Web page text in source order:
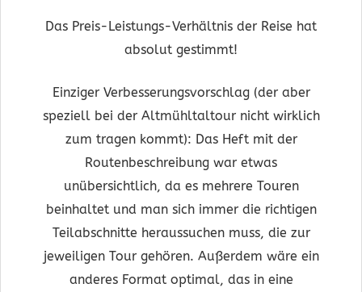
Das Preis-Leistungs-Verhältnis der Reise hat
absolut gestimmt!
Einziger Verbesserungsvorschlag (der aber
speziell bei der Altmühltaltour nicht wirklich
zum tragen kommt): Das Heft mit der
Routenbeschreibung war etwas
unübersichtlich, da es mehrere Touren
beinhaltet und man sich immer die richtigen
Teilabschnitte heraussuchen muss, die zur
jeweiligen Tour gehören. Außerdem wäre ein
anderes Format optimal, das in eine